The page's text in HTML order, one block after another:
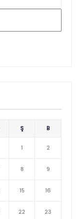
Ş B
1 2
8 9
15 16
22 23